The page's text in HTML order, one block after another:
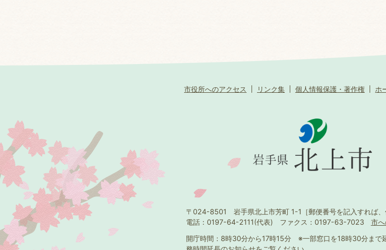
市役所へのアクセス リンク集 個人情報保護・著作権 ホ
〒024-8501 岩手県北上市芳町 1-1 ［郵便番号を記入すれば
電話：0197-64-2111(代表) ファクス：0197-63-7023 市
開庁時間：8時30分から17時15分 ※一部窓口を18時30分まで